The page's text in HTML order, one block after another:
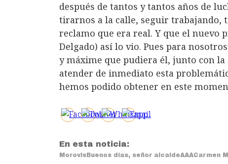
después de tantos y tantos años de
tirarnos a la calle, seguir trabajando,
reclamo que era real. Y que el nuevo
Delgado) así lo vio. Pues para
y máxime que pudiera él, junto con
atender de inmediato esta
hemos podido obtener en este
En esta noticia:
Morovis Buenos días, señor alcaldeAAACarmen